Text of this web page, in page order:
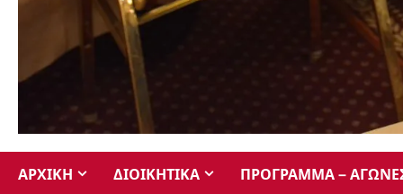
ΑΡΧΙΚΗ ΔΙΟΙΚΗΤΙΚΑ ΠΡΟΓΡΑΜΜΑ –